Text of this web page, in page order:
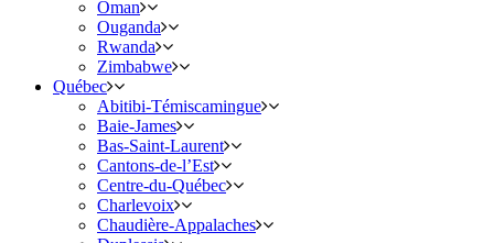
Oman
Ouganda
Rwanda
Zimbabwe
Québec
Abitibi-Témiscamingue
Baie-James
Bas-Saint-Laurent
Cantons-de-l’Est
Centre-du-Québec
Charlevoix
Chaudière-Appalaches